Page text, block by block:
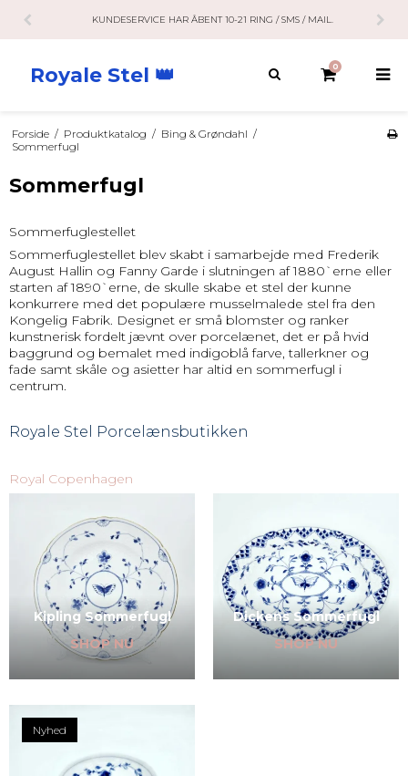
KUNDESERVICE HAR ÅBENT 10-21 RING / SMS / MAIL.
Royale Stel 👑 0
Forside / Produktkatalog / Bing & Grøndahl /
Sommerfugl
Sommerfugl
Sommerfuglestellet
Sommerfuglestellet blev skabt i samarbejde med Frederik
August Hallin og Fanny Garde i slutningen af 1880`erne eller
starten af 1890`erne, de skulle skabe et stel der kunne
konkurrere med det populære musselmalede stel fra den
Kongelig Fabrik. Designet er små blomster og ranker
kunstnerisk fordelt jævnt over porcelænet, det er på hvid
baggrund og bemalet med indigoblå farve, tallerkner og
fade samt skåle og asietter har altid en sommerfugl i
centrum.
Royale Stel Porcelænsbutikken
Royal Copenhagen
Kipling Sommerfugl
SHOP NU
Dickens Sommerfugl
SHOP NU
Nyhed